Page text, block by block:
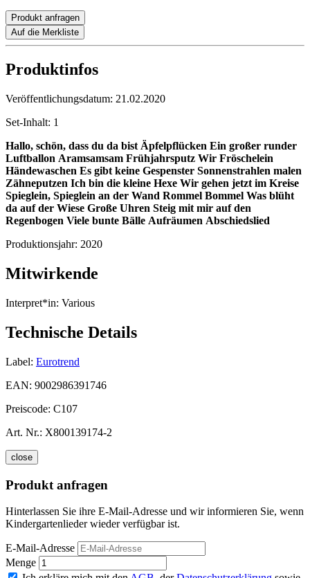
Produkt anfragen
Auf die Merkliste
Produktinfos
Veröffentlichungsdatum: 21.02.2020
Set-Inhalt: 1
Hallo, schön, dass du da bist Äpfelpflücken Ein großer runder
Luftballon Aramsamsam Frühjahrsputz Wir Fröschelein
Händewaschen Es gibt keine Gespenster Sonnenstrahlen malen
Zähneputzen Ich bin die kleine Hexe Wir gehen jetzt im Kreise
Spieglein, Spieglein an der Wand Rommel Bommel Was blüht
da auf der Wiese Große Uhren Steig mit mir auf den
Regenbogen Viele bunte Bälle Aufräumen Abschiedslied
Produktionsjahr: 2020
Mitwirkende
Interpret*in: Various
Technische Details
Label: Eurotrend
EAN: 9002986391746
Preiscode: C107
Art. Nr.: X800139174-2
close
Produkt anfragen
Hinterlassen Sie ihre E-Mail-Adresse und wir informieren Sie, wenn
Kindergartenlieder wieder verfügbar ist.
E-Mail-Adresse
Menge